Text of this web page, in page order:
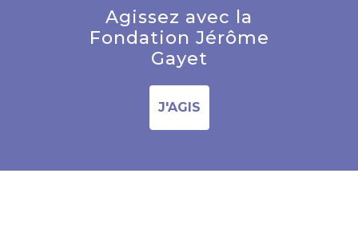
Agissez avec la
Fondation Jérôme
Gayet
J'AGIS